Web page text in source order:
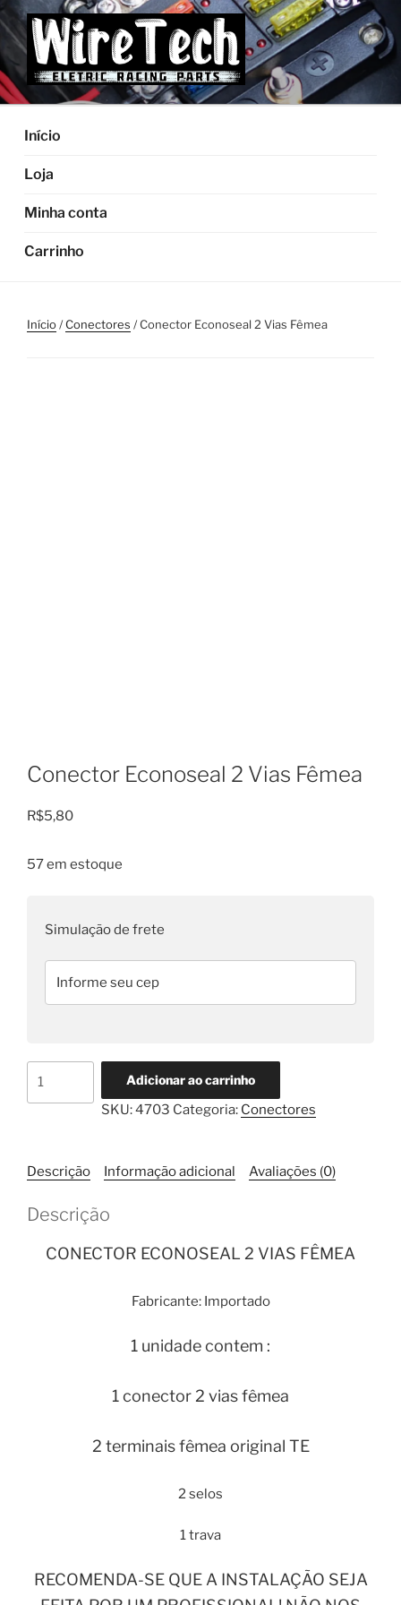
Pular
para
o
conteúdo
Início
Loja
Minha conta
Carrinho
Início/Conectores / Conector Econoseal 2 Vias Fêmea
Conector Econoseal 2 Vias Fêmea
R$5,80
57 em estoque
Simulação de frete
quantidade
Adicionar ao carrinho
SKU:4703 Categoria: Conectores
Descrição Informação adicional Avaliações (0)
Descrição
CONECTOR ECONOSEAL 2 VIAS FÊMEA
Fabricante: Importado
1 unidade contem :
1 conector 2 vias fêmea
2 terminais fêmea original TE
2 selos
1 trava
RECOMENDA-SE QUE A INSTALAÇÃO SEJA